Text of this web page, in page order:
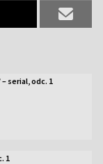
serial, odc. 1
1